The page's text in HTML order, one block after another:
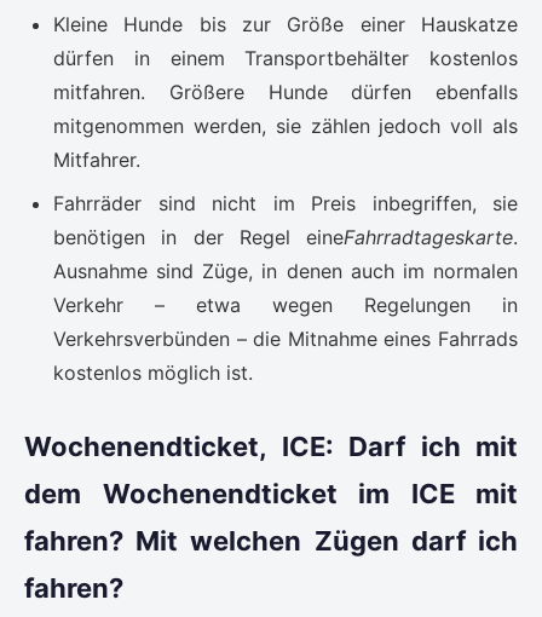
Kleine Hunde bis zur Größe einer Hauskatze
dürfen in einem Transportbehälter kostenlos
mitfahren. Größere Hunde dürfen ebenfalls
mitgenommen werden, sie zählen jedoch voll als
Mitfahrer.
Fahrräder sind nicht im Preis inbegriffen, sie
benötigen in der Regel eineFahrradtageskarte.
Ausnahme sind Züge, in denen auch im normalen
Verkehr – etwa wegen Regelungen in
Verkehrsverbünden – die Mitnahme eines Fahrrads
kostenlos möglich ist.
Wochenendticket, ICE: Darf ich mit
dem Wochenendticket im ICE mit
fahren? Mit welchen Zügen darf ich
fahren?